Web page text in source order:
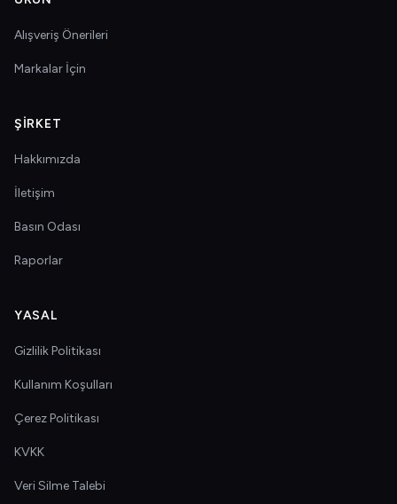
Alışveriş Önerileri
Markalar İçin
ŞIRKET
Hakkımızda
İletişim
Basın Odası
Raporlar
YASAL
Gizlilik Politikası
Kullanım Koşulları
Çerez Politikası
KVKK
Veri Silme Talebi